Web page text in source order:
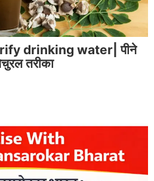
drinking water| पीने
तरीका